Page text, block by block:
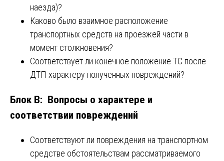
наезда)?
Каково было взаимное расположение
транспортных средств на проезжей части в
момент столкновения?
Соответствует ли конечное положение ТС после
ДТП характеру полученных повреждений?
Блок В: Вопросы о характере и
соответствии повреждений
Соответствуют ли повреждения на транспортном
средстве обстоятельствам рассматриваемого